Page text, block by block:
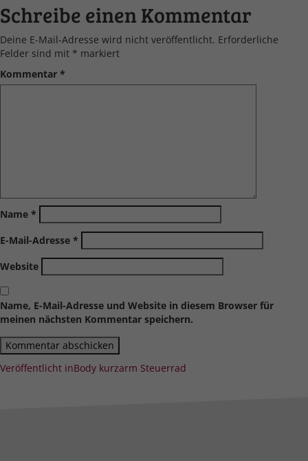
Schreibe einen Kommentar
Deine E-Mail-Adresse wird nicht veröffentlicht. Erforderliche
Felder sind mit * markiert
Kommentar *
Name *
E-Mail-Adresse *
Website
Name, E-Mail-Adresse und Website in diesem Browser für
meinen nächsten Kommentar speichern.
Beitragsnavigation
Veröffentlicht inBody kurzarm Steuerrad